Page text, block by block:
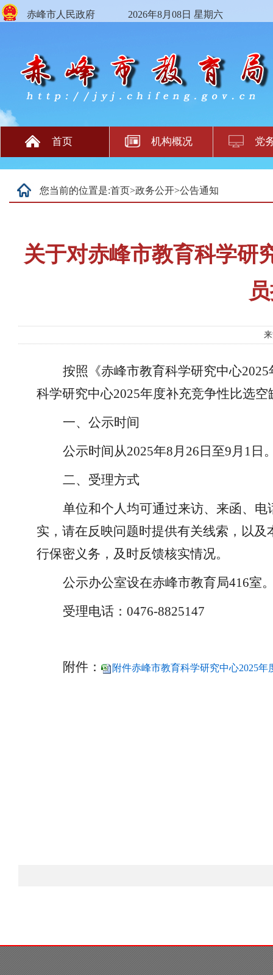
赤峰市人民政府 2026年8月08日 星期六
首页 机构概况 党
您当前的位置是:首页>政务公开>公告通知
关于对赤峰市教育科学研
按照《赤峰市教育科学研究中心
科学研究中心2025年度补充竞争性比选
一、公示时间
公示时间从2025年8月26日至9月1日
二、受理方式
单位和个人均可通过来访、来函、
实，请在反映问题时提供有关线索，以
行保密义务，及时反馈核实情况。
公示办公室设在赤峰市教育局416室
受理电话： 0476-8825147
附件： 附件赤峰市教育科学研究中心2025